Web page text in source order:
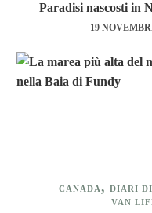
Paradisi nascosti in
19
CANADA
DIARI
VAN